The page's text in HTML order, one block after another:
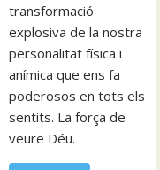
transformació
explosiva de la nostra
personalitat física i
anímica que ens fa
poderosos en tots els
sentits. La força de
veure Déu.